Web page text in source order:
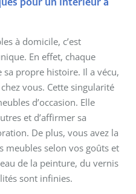
à domicile, c’est
En effet, chaque
sa propre histoire. Il a vécu,
vous. Cette singularité
d’occasion. Elle
et d’affirmer sa
De plus, vous avez la
meubles selon vos goûts et
de la peinture, du vernis
sont infinies.